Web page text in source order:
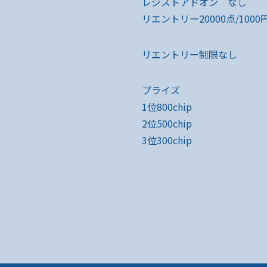
リエントリー20000点/1000
リエントリー制限なし
プライズ
1位800chip
2位500chip
3位300chip